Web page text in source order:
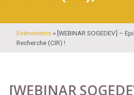
Evénements» [WEBINAR SOGEDEV] –
Recherche (CIR) !
[WEBINAR